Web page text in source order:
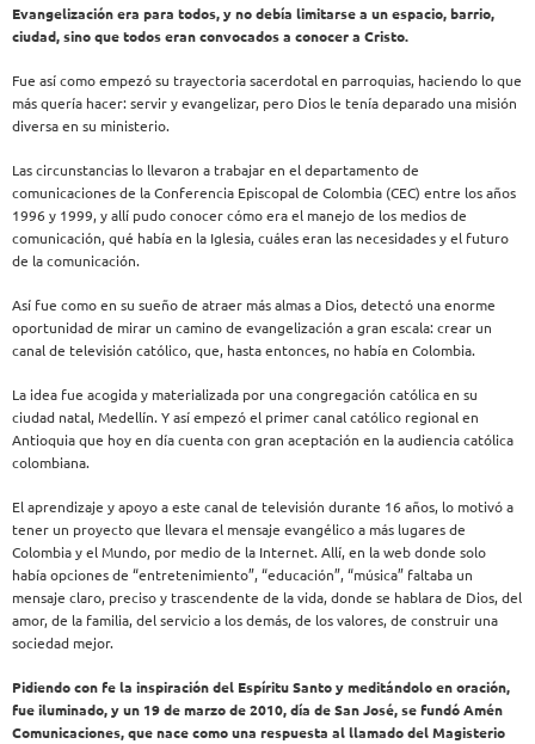
Evangelización era para todos, y no debía limitarse a un espacio, barrio,
ciudad, sino que todos eran convocados a conocer a Cristo.
Fue así como empezó su trayectoria sacerdotal en parroquias, haciendo lo que
más quería hacer: servir y evangelizar, pero Dios le tenía deparado una misión
diversa en su ministerio.
Las circunstancias lo llevaron a trabajar en el departamento de
comunicaciones de la Conferencia Episcopal de Colombia (CEC) entre los años
1996 y 1999, y allí pudo conocer cómo era el manejo de los medios de
comunicación, qué había en la Iglesia, cuáles eran las necesidades y el futuro
de la comunicación.
Así fue como en su sueño de atraer más almas a Dios, detectó una enorme
oportunidad de mirar un camino de evangelización a gran escala: crear un
canal de televisión católico, que, hasta entonces, no había en Colombia.
La idea fue acogida y materializada por una congregación católica en su
ciudad natal, Medellín. Y así empezó el primer canal católico regional en
Antioquia que hoy en día cuenta con gran aceptación en la audiencia católica
colombiana.
El aprendizaje y apoyo a este canal de televisión durante 16 años, lo motivó a
tener un proyecto que llevara el mensaje evangélico a más lugares de
Colombia y el Mundo, por medio de la Internet. Allí, en la web donde solo
había opciones de “entretenimiento”, “educación”, “música” faltaba un
mensaje claro, preciso y trascendente de la vida, donde se hablara de Dios, del
amor, de la familia, del servicio a los demás, de los valores, de construir una
sociedad mejor.
Pidiendo con fe la inspiración del Espíritu Santo y meditándolo en oración,
fue iluminado, y un 19 de marzo de 2010, día de San José, se fundó Amén
Comunicaciones, que nace como una respuesta al llamado del Magisterio